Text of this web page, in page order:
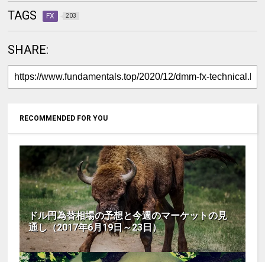
TAGS FX 203
SHARE:
RECOMMENDED FOR YOU
ドル円為替相場の予想と今週のマーケットの見
通し（2017年6月19日～23日）